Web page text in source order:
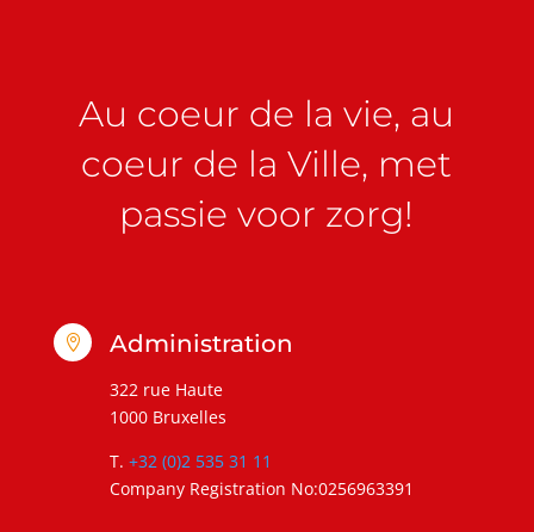
Au coeur de la vie, au
coeur de la Ville, met
passie voor zorg!
 Administration
322 rue Haute
1000 Bruxelles
T. +32 (0)2 535 31 11
Company Registration No:0256963391